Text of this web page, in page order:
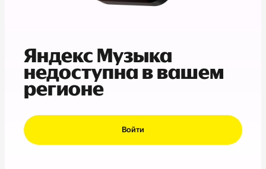
Яндекс Музыка
недоступна в вашем
регионе
Войти